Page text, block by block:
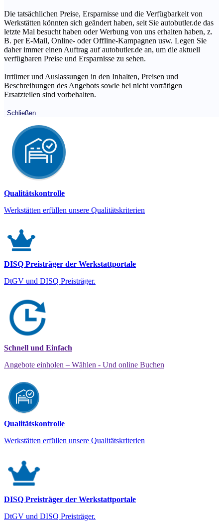
Die tatsächlichen Preise, Ersparnisse und die Verfügbarkeit von
Werkstätten könnten sich geändert haben, seit Sie autobutler.de das
letzte Mal besucht haben oder Werbung von uns erhalten haben, z.
B. per E-Mail, Online- oder Offline-Kampagnen usw. Legen Sie
daher immer einen Auftrag auf autobutler.de an, um die aktuell
verfügbaren Preise und Ersparnisse zu sehen.
Irrtümer und Auslassungen in den Inhalten, Preisen und
Beschreibungen des Angebots sowie bei nicht vorrätigen
Ersatzteilen sind vorbehalten.
Schließen
Qualitätskontrolle
Werkstätten erfüllen unsere Qualitätskriterien
DISQ Preisträger der Werkstattportale
DtGV und DISQ Preisträger.
Schnell und Einfach
Angebote einholen – Wählen - Und online Buchen
Qualitätskontrolle
Werkstätten erfüllen unsere Qualitätskriterien
DISQ Preisträger der Werkstattportale
DtGV und DISQ Preisträger.